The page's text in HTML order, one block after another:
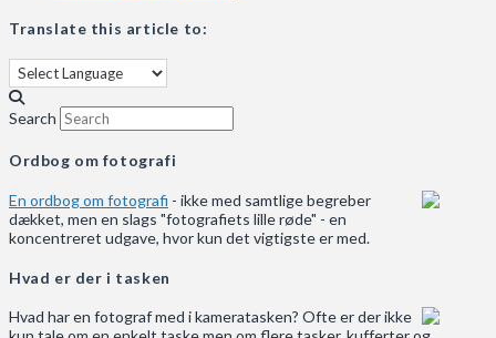
Translate this article to:
Search
Ordbog om fotografi
En ordbog om fotografi - ikke med samtlige begreber
dækket, men en slags "fotografiets lille røde" - en
koncentreret udgave, hvor kun det vigtigste er med.
Hvad er der i tasken
Hvad har en fotograf med i kameratasken? Ofte er der ikke